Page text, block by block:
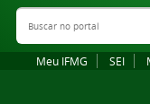
Buscar no portal
Meu IFMG SEI